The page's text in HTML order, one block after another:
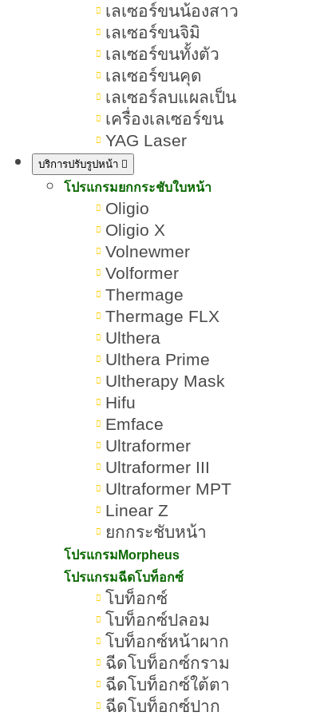
เลเซอร์ขนน้องสาว
เลเซอร์ขนจิมิ
เลเซอร์ขนทั้งตัว
เลเซอร์ขนคุด
เลเซอร์ลบแผลเป็น
เครื่องเลเซอร์ขน
YAG Laser
บริการปรับรูปหน้า
โปรแกรมยกกระชับใบหน้า
Oligio
Oligio X
Volnewmer
Volformer
Thermage
Thermage FLX
Ulthera
Ulthera Prime
Ultherapy Mask
Hifu
Emface
Ultraformer
Ultraformer III
Ultraformer MPT
Linear Z
ยกกระชับหน้า
โปรแกรมMorpheus
โปรแกรมฉีดโบท็อกซ์
โบท็อกซ์
โบท็อกซ์ปลอม
โบท็อกซ์หน้าผาก
ฉีดโบท็อกซ์กราม
ฉีดโบท็อกซ์ใต้ตา
ฉีดโบท็อกซ์ปาก